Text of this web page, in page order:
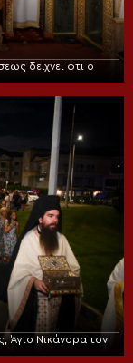
δείχνει ότι ο
Άγιο Νικάνορα τον